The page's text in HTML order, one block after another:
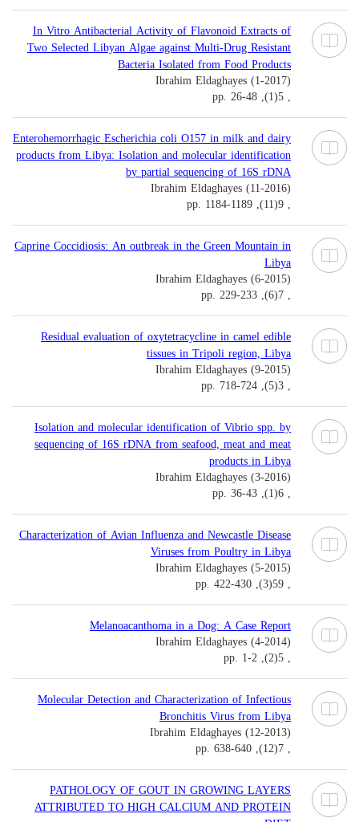
In Vitro Antibacterial Activity of Flavonoid Extracts of
Two Selected Libyan Algae against Multi-Drug Resistant
Bacteria Isolated from Food Products
Ibrahim Eldaghayes (1-2017)
, 5(1), pp. 26-48
Enterohemorrhagic Escherichia coli O157 in milk and dairy
products from Libya: Isolation and molecular identification
by partial sequencing of 16S rDNA
Ibrahim Eldaghayes (11-2016)
, 9(11), pp. 1184-1189
Caprine Coccidiosis: An outbreak in the Green Mountain in
Libya
Ibrahim Eldaghayes (6-2015)
, 7(6), pp. 229-233
Residual evaluation of oxytetracycline in camel edible
tissues in Tripoli region, Libya
Ibrahim Eldaghayes (9-2015)
, 3(5), pp. 718-724
Isolation and molecular identification of Vibrio spp. by
sequencing of 16S rDNA from seafood, meat and meat
products in Libya
Ibrahim Eldaghayes (3-2016)
, 6(1), pp. 36-43
Characterization of Avian Influenza and Newcastle Disease
Viruses from Poultry in Libya
Ibrahim Eldaghayes (5-2015)
, 59(3), pp. 422-430
Melanoacanthoma in a Dog: A Case Report
Ibrahim Eldaghayes (4-2014)
, 5(2), pp. 1-2
Molecular Detection and Characterization of Infectious
Bronchitis Virus from Libya
Ibrahim Eldaghayes (12-2013)
, 7(12), pp. 638-640
PATHOLOGY OF GOUT IN GROWING LAYERS
ATTRIBUTED TO HIGH CALCIUM AND PROTEIN